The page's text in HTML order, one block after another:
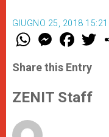
GIUGNO 25, 2018 15:21
W
t
s
p
p
M
e
s
e
g
e
F
a
e
b
o
k
w
Share this Entry
ZENIT Staff